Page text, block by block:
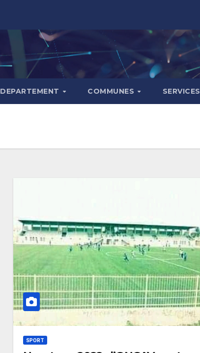
DEPARTEMENT COMMUNES SERVICES
SPORT